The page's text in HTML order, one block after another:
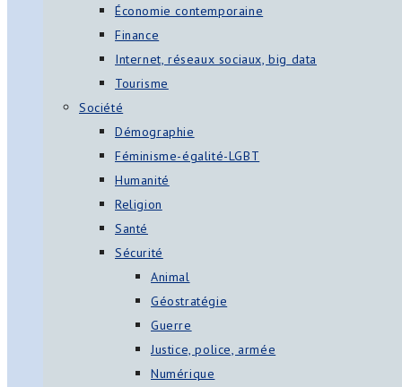
Économie contemporaine
Finance
Internet, réseaux sociaux, big data
Tourisme
Société
Démographie
Féminisme-égalité-LGBT
Humanité
Religion
Santé
Sécurité
Animal
Géostratégie
Guerre
Justice, police, armée
Numérique